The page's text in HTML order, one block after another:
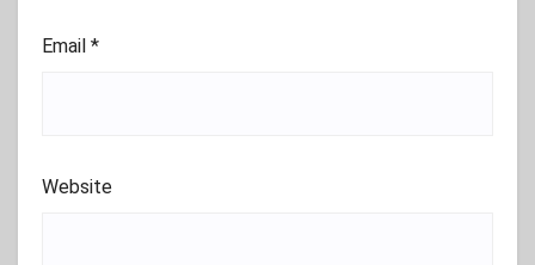
Email *
Website